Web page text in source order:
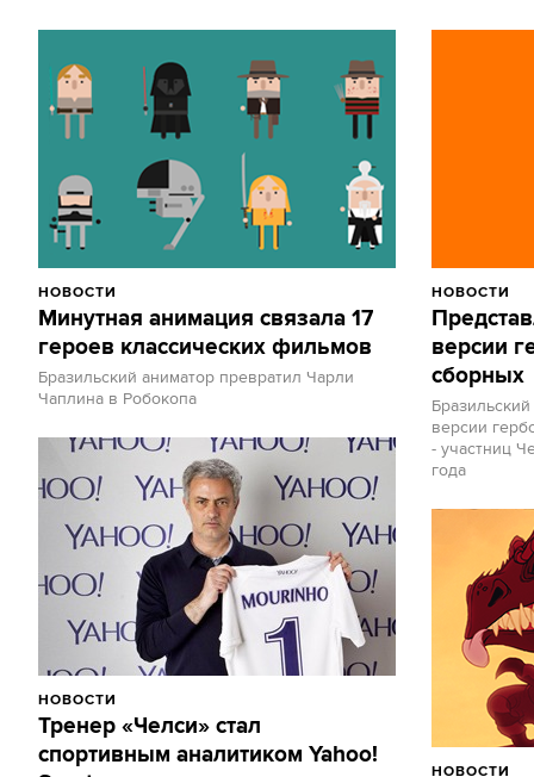
НОВОСТИ
Минутная анимация связала 17
героев классических фильмов
Бразильский аниматор превратил Чарли
Чаплина в Робокопа
НОВОСТИ
Тренер «Челси» стал
спортивным аналитиком Yahoo!
НОВОСТИ
версии
сборных
версии
- участниц
года
НОВОСТИ